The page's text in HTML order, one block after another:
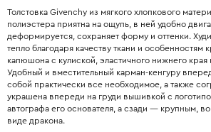
Толстовка Givenchy из мягкого хлопкового
полиэстера приятна на ощупь, в ней удобно
деформируется, сохраняет форму и оттенки.
тепло благодаря качеству ткани и
капюшона с кулиской, эластичного нижнего края
Удобный и вместительный карман-кенгуру
собой практически все необходимое, а также
украшена впереди на груди вышивкой с
автографа его основателя, а сзади — крупным,
виде дракона.